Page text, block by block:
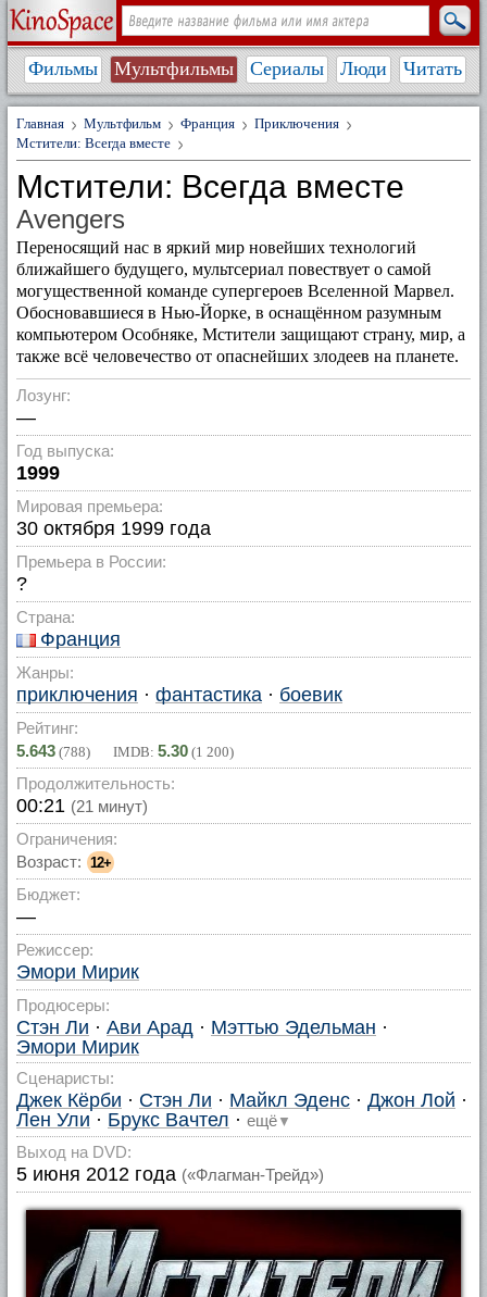
Фильмы Мультфильмы Сериалы Люди Читать
Главная Мультфильм Франция
Приключения
Мстители: Всегда вместе
Мстители: Всегда вместе
Avengers
Переносящий нас в яркий мир новейших технологий
ближайшего будущего, мультсериал повествует о самой
могущественной команде супергероев Вселенной Марвел.
Обосновавшиеся в Нью-Йорке, в оснащённом разумным
компьютером Особняке, Мстители защищают страну, мир, а
также всё человечество от опаснейших злодеев на планете.
Лозунг:
—
Год выпуска:
1999
Мировая премьера:
30 октября 1999 года
Премьера в России:
?
Страна:
Франция
Жанры:
приключения · фантастика · боевик
Рейтинг:
5.643 (788) IMDB: 5.30 (1 200)
Продолжительность:
00:21 (21 минут)
Ограничения:
Возраст: 12+
Бюджет:
—
Режиссер:
Эмори Мирик
Продюсеры:
Стэн Ли · Ави Арад · Мэттью Эдельман ·
Эмори Мирик
Сценаристы:
Джек Кёрби · Стэн Ли · Майкл Эденс · Джон Лой ·
Лен Ули · Брукс Вачтел · ещё ▼
Выход на DVD:
5 июня 2012 года («Флагман-Трейд»)